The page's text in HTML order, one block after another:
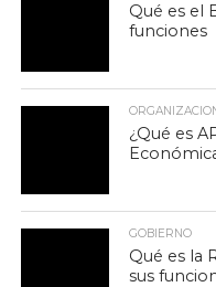
Qué es el
funciones
¿Qué es
GOBIERNO
Qué es la
sus